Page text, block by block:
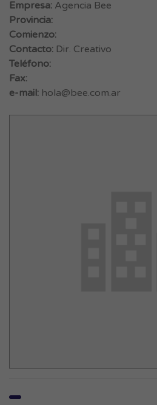
Empresa: Agencia Bee
Provincia:
Comienzo:
Contacto: Dir. Creativo
Teléfono:
Fax:
e-mail: hola@bee.com.ar